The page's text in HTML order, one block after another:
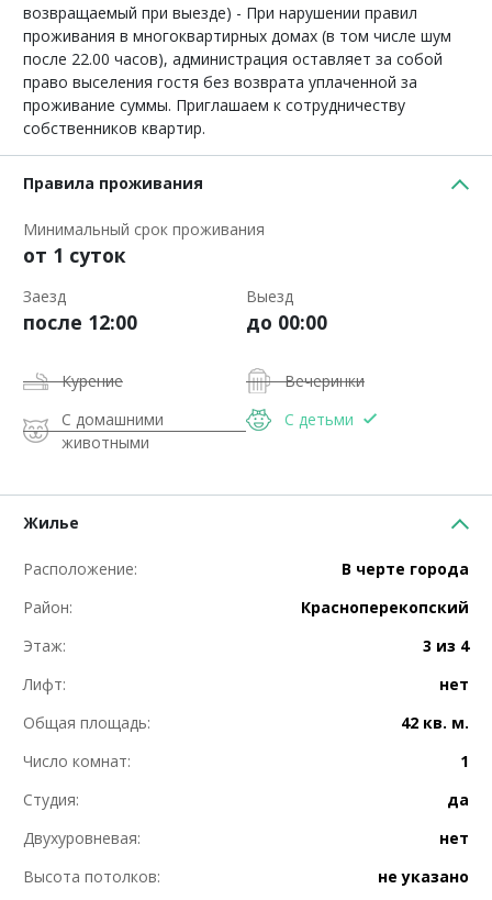
возвращаемый при выезде) - При нарушении правил
проживания в многоквартирных домах (в том числе шум
после 22.00 часов), администрация оставляет за собой
право выселения гостя без возврата уплаченной за
проживание суммы. Приглашаем к сотрудничеству
собственников квартир.
Правила проживания
Минимальный срок проживания
от 1 суток
Заезд
после 12:00
Выезд
до 00:00
Курение
Вечеринки
С домашними
животными
С детьми
Жилье
Расположение:
В черте города
Район:
Красноперекопский
Этаж:
3 из 4
Лифт:
нет
Общая площадь:
42 кв. м.
Число комнат:
1
Студия:
да
Двухуровневая:
нет
Высота потолков:
не указано